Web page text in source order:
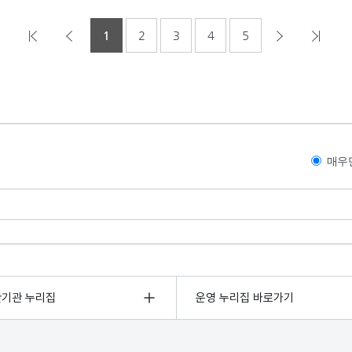
1 2 3 4 5
매우
관 누리집 운영 누리집 바로가기